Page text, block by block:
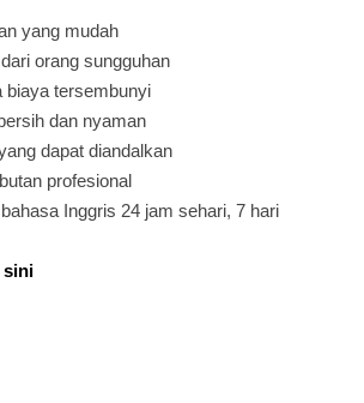
yang mudah
orang sungguhan
biaya tersembunyi
dan nyaman
dapat diandalkan
profesional
Inggris 24 jam sehari, 7 hari
sini